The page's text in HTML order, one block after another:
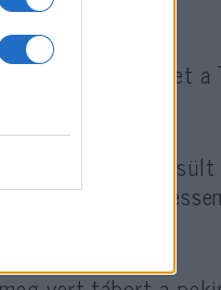
egy fényképet a
az
belügyeibe, s